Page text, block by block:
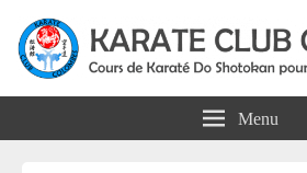
Karate Club Menu